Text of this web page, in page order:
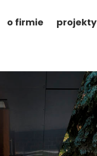
o firmie projekty